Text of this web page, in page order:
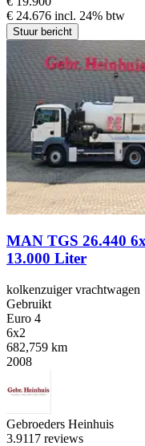
€ 24.676 incl. 24% btw
Stuur bericht
MAN TGS 26.440
13.000 Liter
kolkenzuiger vrachtwagen
Gebruikt
Euro 4
6x2
682,759 km
2008
Gebroeders Heinhuis
3.9117 reviews